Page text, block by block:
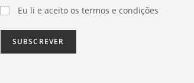
Eu li e aceito os termos e condições